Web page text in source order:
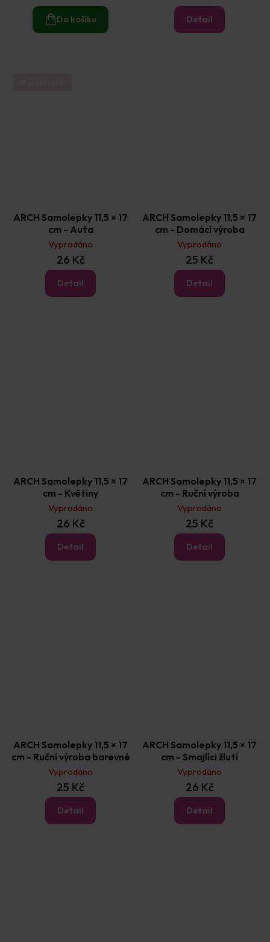
Do košíku Detail
ARCH Samolepky 11,5 × 17
cm - Auta
Vyprodáno
26 Kč
Detail
ARCH Samolepky 11,5 × 17
cm - Domácí výroba
Vyprodáno
25 Kč
Detail
ARCH Samolepky 11,5 × 17
cm - Květiny
Vyprodáno
26 Kč
Detail
ARCH Samolepky 11,5 × 17
cm - Ruční výroba
Vyprodáno
25 Kč
Detail
ARCH Samolepky 11,5 × 17
cm - Ruční výroba barevné
Vyprodáno
25 Kč
Detail
ARCH Samolepky 11,5 × 17
cm - Smajlíci žlutí
Vyprodáno
26 Kč
Detail